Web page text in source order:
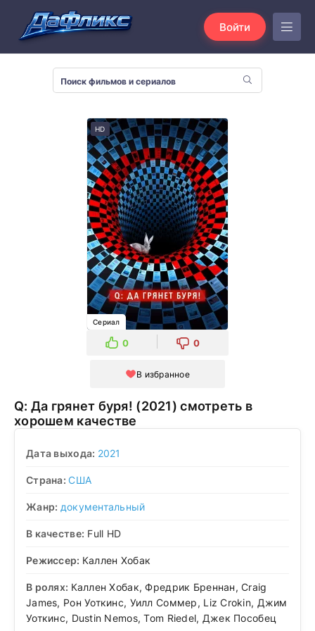
Войти
HD
Сериал
0 0
В избранное
Q: Да грянет буря! (2021) смотреть в
хорошем качестве
Дата выхода: 2021
Страна:США
Жанр: документальный
В качестве: Full HD
Режиссер: Каллен Хобак
В ролях: Каллен Хобак, Фредрик Бреннан, Craig
James, Рон Уоткинс, Уилл Соммер, Liz Crokin, Джим
Уоткинс, Dustin Nemos, Tom Riedel, Джек Пособец